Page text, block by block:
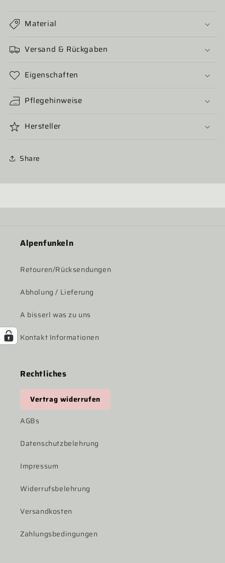
Material
Versand & Rückgaben
Eigenschaften
Pflegehinweise
Hersteller
Share
Alpenfunkeln
Retouren/Rücksendungen
Abholung / Lieferung
A bisserl was zu uns
Kontakt Informationen
Rechtliches
Vertrag widerrufen
AGBs
Datenschutzbelehrung
Impressum
Widerrufsbelehrung
Versandkosten
Zahlungsbedingungen